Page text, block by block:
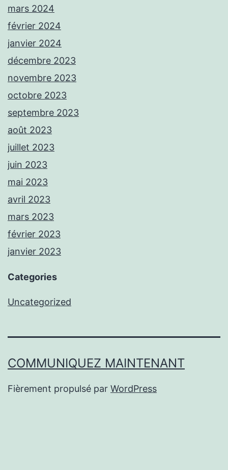
mars 2024
février 2024
janvier 2024
décembre 2023
novembre 2023
octobre 2023
septembre 2023
août 2023
juillet 2023
juin 2023
mai 2023
avril 2023
mars 2023
février 2023
janvier 2023
Categories
Uncategorized
COMMUNIQUEZ MAINTENANT
Fièrement propulsé par WordPress